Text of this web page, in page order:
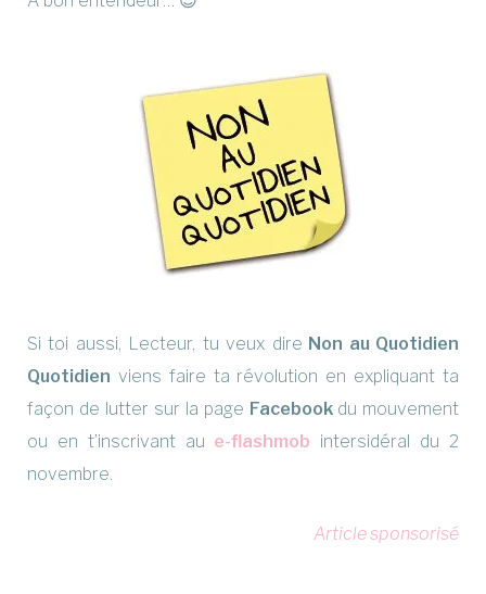
Si toi aussi, Lecteur, tu veux dire Non au Quotidien
Quotidien viens faire ta révolution en expliquant ta
façon de lutter sur la page Facebook du mouvement
ou en t’inscrivant au e-flashmob intersidéral du 2
novembre.
Article sponsorisé